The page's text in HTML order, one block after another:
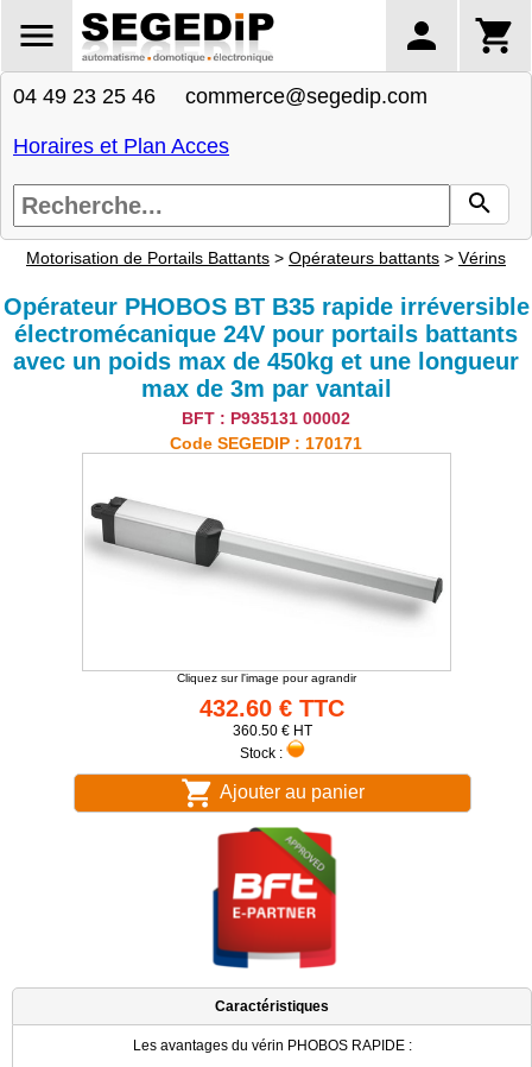
04 49 23 25 46 commerce@segedip.com
Horaires et Plan Acces
Motorisation de Portails Battants > Opérateurs battants > Vérins
Opérateur PHOBOS BT B35 rapide irréversible
électromécanique 24V pour portails battants
avec un poids max de 450kg et une longueur
max de 3m par vantail
BFT : P935131 00002
Code SEGEDIP : 170171
Cliquez sur l'image pour agrandir
432.60 € TTC
360.50 € HT
Stock :
Ajouter au panier
Caractéristiques
Les avantages du vérin PHOBOS RAPIDE :